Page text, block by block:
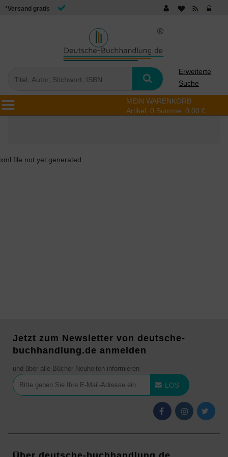
*Versand gratis
Erweiterte
Suche
MEIN WARENKORB
Artikel: 0 Summe: 0,00 €
xml file not yet generated
Jetzt zum Newsletter von deutsche-
buchhandlung.de anmelden
und über alle Bücher Neuheiten informieren
LOS